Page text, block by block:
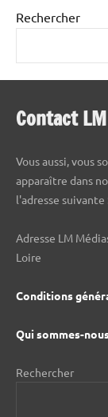
Rechercher
Contact
Vous aussi, vous
apparaître dans
l'adresse suivante
Adresse LM
Loire
Conditions
Qui sommes-
Rechercher